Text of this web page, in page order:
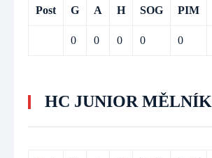
Post G A H SOG PIM
0 0 0 0 0
HC JUNIOR MĚLNÍK